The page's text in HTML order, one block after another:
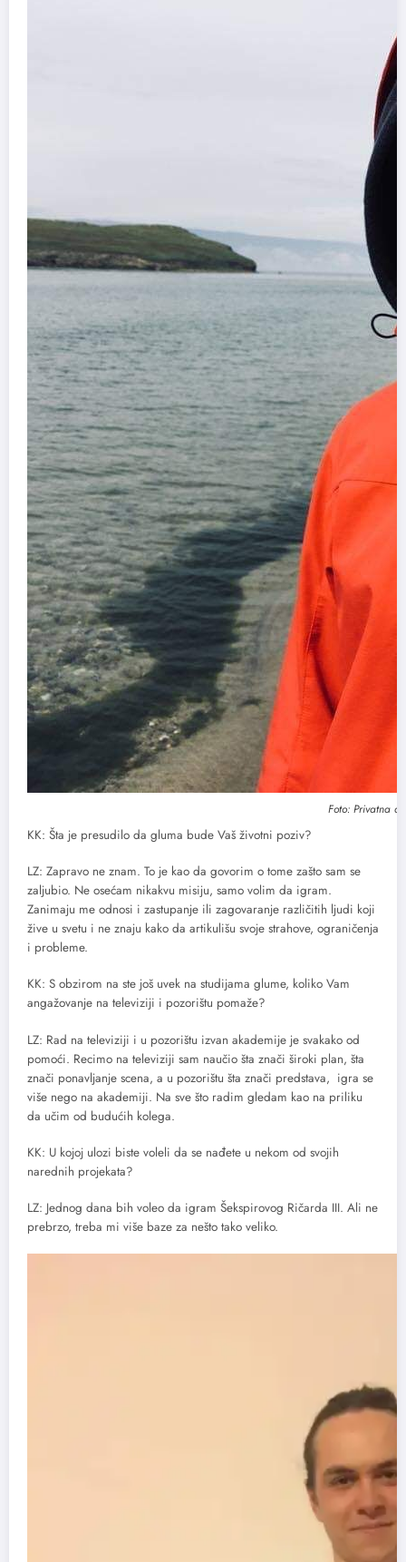
Foto: Privatna
KK: Šta je presudilo da gluma bude Vaš životni poziv?
LZ: Zapravo ne znam. To je kao da govorim o tome zašto sam se
zaljubio. Ne osećam nikakvu misiju, samo volim da igram.
Zanimaju me odnosi i zastupanje ili zagovaranje različitih ljudi koji
žive u svetu i ne znaju kako da artikulišu svoje strahove, ograničenja
i probleme.
KK: S obzirom na ste još uvek na studijama glume, koliko Vam
angažovanje na televiziji i pozorištu pomaže?
LZ: Rad na televiziji i u pozorištu izvan akademije je svakako od
pomoći. Recimo na televiziji sam naučio šta znači široki plan, šta
znači ponavljanje scena, a u pozorištu šta znači predstava, igra se
više nego na akademiji. Na sve što radim gledam kao na priliku
da učim od budućih kolega.
KK: U kojoj ulozi biste voleli da se nađete u nekom od svojih
narednih projekata?
LZ: Jednog dana bih voleo da igram Šekspirovog Ričarda III. Ali ne
prebrzo, treba mi više baze za nešto tako veliko.